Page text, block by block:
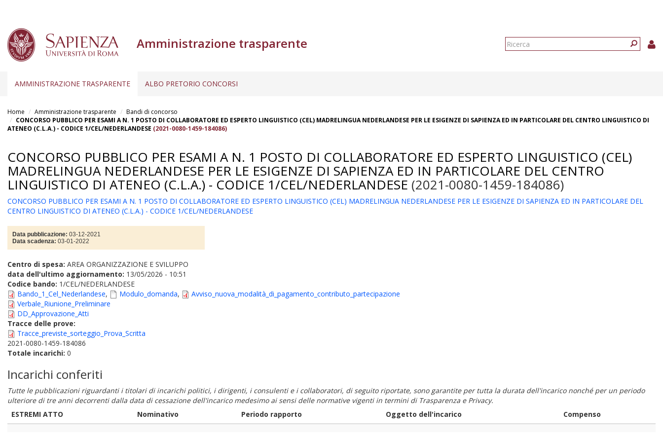
contenuto
principale
Amministrazione trasparente
Form
AMMINISTRAZIONE TRASPARENTE ALBO PRETORIO CONCORSI
Home Amministrazione trasparente
Bandi di concorso
CONCORSO PUBBLICO PER ESAMI A N. 1 POSTO DI COLLABORATORE ED ESPERTO LINGUISTICO (CEL) MADRELINGUA NEDERLANDESE PER LE ESIGENZE DI SAPIENZA ED IN PARTICOLARE DEL CENTRO LINGUISTICO DI
ATENEO (C.L.A.) - CODICE 1/CEL/NEDERLANDESE (2021-0080-1459-184086)
CONCORSO PUBBLICO PER ESAMI A N. 1 POSTO DI COLLABORATORE ED ESPERTO LINGUISTICO (CEL)
MADRELINGUA NEDERLANDESE PER LE ESIGENZE DI SAPIENZA ED IN PARTICOLARE DEL CENTRO
LINGUISTICO DI ATENEO (C.L.A.) - CODICE 1/CEL/NEDERLANDESE (2021-0080-1459-184086)
CONCORSO PUBBLICO PER ESAMI A N. 1 POSTO DI COLLABORATORE ED ESPERTO LINGUISTICO (CEL) MADRELINGUA NEDERLANDESE PER LE ESIGENZE DI SAPIENZA ED IN PARTICOLARE DEL
CENTRO LINGUISTICO DI ATENEO (C.L.A.) - CODICE 1/CEL/NEDERLANDESE
Data pubblicazione: 03-12-2021
Data scadenza: 03-01-2022
Centro di spesa: AREA ORGANIZZAZIONE E SVILUPPO
data dell'ultimo aggiornamento: 13/05/2026 - 10:51
Codice bando: 1/CEL/NEDERLANDESE
Bando_1_Cel_Nederlandese, Modulo_domanda,
Avviso_nuova_modalità_di_pagamento_contributo_partecipazione
Verbale_Riunione_Preliminare
DD_Approvazione_Atti
Tracce delle prove:
Tracce_previste_sorteggio_Prova_Scritta
2021-0080-1459-184086
Totale incarichi: 0
Incarichi conferiti
Tutte le pubblicazioni riguardanti i titolari di incarichi politici, i dirigenti, i consulenti e i collaboratori, di seguito riportate, sono garantite per tutta la durata dell'incarico nonché per un periodo
ulteriore di tre anni decorrenti dalla data di cessazione dell'incarico medesimo ai sensi delle normative vigenti in termini di Trasparenza e Privacy.
ESTREMI ATTO
Nominativo Periodo rapporto Oggetto dell'incarico Compenso